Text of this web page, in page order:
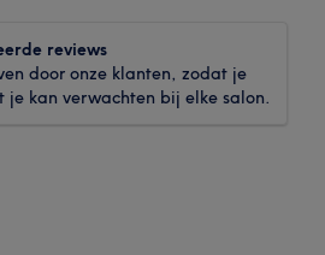
reviews
door onze klanten, zodat je
je kan verwachten bij elke salon.